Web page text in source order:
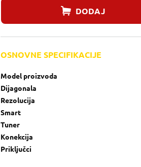
DODAJ
OSNOVNE SPECIFIKACIJE
Model proizvoda
Dijagonala
Rezolucija
Smart
Tuner
Konekcija
Priključci